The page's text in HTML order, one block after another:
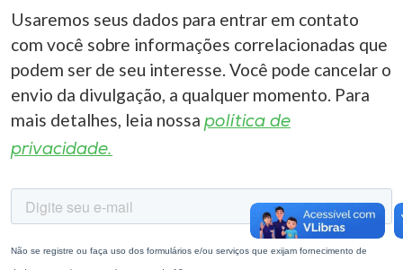
A+
Usaremos seus dados para entrar em contato
com você sobre informações correlacionadas que
podem ser de seu interesse. Você pode cancelar o
envio da divulgação, a qualquer momento. Para
mais detalhes, leia nossa política de
privacidade.